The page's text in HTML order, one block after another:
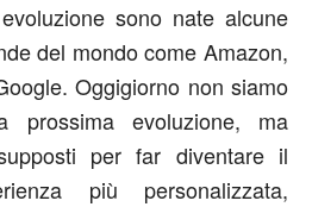
sono nate alcune
del mondo come Amazon,
Oggigiorno non siamo
prossima evoluzione, ma
per far diventare il
più personalizzata,